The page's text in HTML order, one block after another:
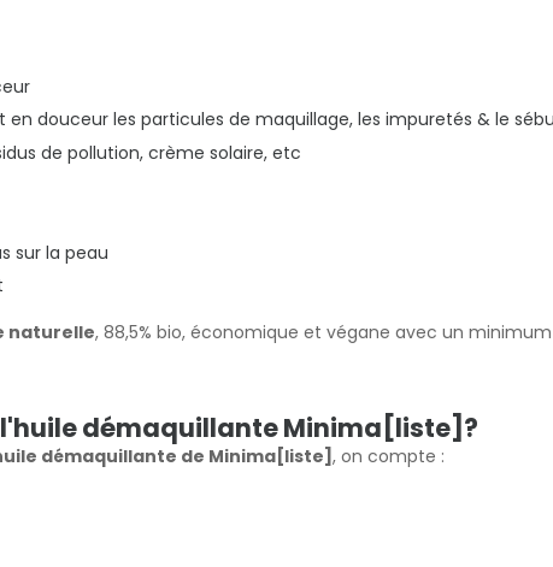
douceur les particules de maquillage, les impuretés & le
de pollution, crème solaire, etc
sur la peau
naturelle, 88,5% bio, économique et végane avec un minimum
démaquillante Minima[liste]?
démaquillante de Minima[liste] , on compte :